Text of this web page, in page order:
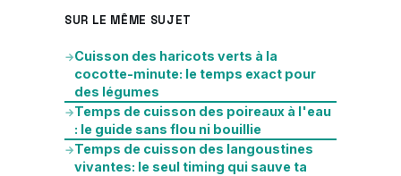
SUR LE MÊME SUJET
→Cuisson des haricots verts à la
cocotte-minute: le temps exact pour
des légumes
→Temps de cuisson des poireaux à l'eau
: le guide sans flou ni bouillie
→Temps de cuisson des langoustines
vivantes: le seul timing qui sauve ta